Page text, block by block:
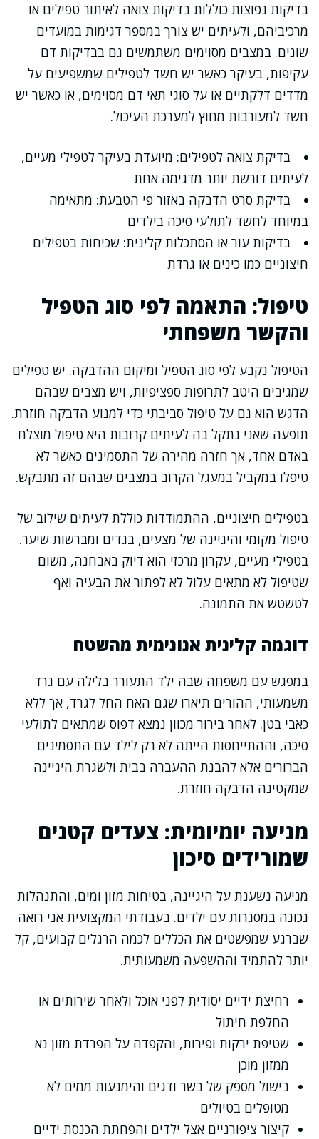
בדיקות נפוצות כוללות בדיקות צואה לאיתור טפילים או
מרכיביהם, ולעיתים יש צורך במספר דגימות במועדים
שונים. במצבים מסוימים משתמשים גם בבדיקות דם
עקיפות, בעיקר כאשר יש חשד לטפילים שמשפיעים על
מדדים דלקתיים או על סוגי תאי דם מסוימים, או כאשר יש
חשד למעורבות מחוץ למערכת העיכול.
בדיקת צואה לטפילים: מיועדת בעיקר לטפילי מעיים,
לעיתים דורשת יותר מדגימה אחת
בדיקת סרט הדבקה באזור פי הטבעת: מתאימה
במיוחד לחשד לתולעי סיכה בילדים
בדיקות עור או הסתכלות קלינית: שכיחות בטפילים
חיצוניים כמו כינים או גרדת
טיפול: התאמה לפי סוג הטפיל
והקשר משפחתי
הטיפול נקבע לפי סוג הטפיל ומיקום ההדבקה. יש טפילים
שמגיבים היטב לתרופות ספציפיות, ויש מצבים שבהם
הדגש הוא גם על טיפול סביבתי כדי למנוע הדבקה חוזרת.
תופעה שאני נתקל בה לעיתים קרובות היא טיפול מוצלח
באדם אחד, אך חזרה מהירה של התסמינים כאשר לא
טיפלו במקביל במעגל הקרוב במצבים שבהם זה מתבקש.
בטפילים חיצוניים, ההתמודדות כוללת לעיתים שילוב של
טיפול מקומי והיגיינה של מצעים, בגדים ומברשות שיער.
בטפילי מעיים, עקרון מרכזי הוא דיוק באבחנה, משום
שטיפול לא מתאים עלול לא לפתור את הבעיה ואף
לטשטש את התמונה.
דוגמה קלינית אנונימית מהשטח
במפגש עם משפחה שבה ילד התעורר בלילה עם גרד
משמעותי, ההורים תיארו שגם האח החל לגרד, אך ללא
כאבי בטן. לאחר בירור מכוון נמצא דפוס שמתאים לתולעי
סיכה, וההתייחסות הייתה לא רק לילד עם התסמינים
הברורים אלא להבנת ההעברה בבית ולשגרת היגיינה
שמקטינה הדבקה חוזרת.
מניעה יומיומית: צעדים קטנים
שמורידים סיכון
מניעה נשענת על היגיינה, בטיחות מזון ומים, והתנהלות
נכונה במסגרות עם ילדים. בעבודתי המקצועית אני רואה
שברגע שמפשטים את הכללים לכמה הרגלים קבועים, קל
יותר להתמיד וההשפעה משמעותית.
רחיצת ידיים יסודית לפני אוכל ולאחר שירותים או
החלפת חיתול
שטיפת ירקות ופירות, והקפדה על הפרדת מזון נא
ממזון מוכן
בישול מספק של בשר ודגים והימנעות ממים לא
מטופלים בטיולים
קיצור ציפורניים אצל ילדים והפחתת הכנסת ידיים